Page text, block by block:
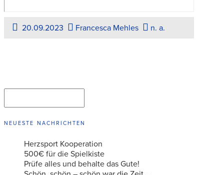
20.09.2023 Francesca Mehles n. a.
NEUESTE NACHRICHTEN
Herzsport Kooperation
500€ für die Spielkiste
Prüfe alles und behalte das Gute!